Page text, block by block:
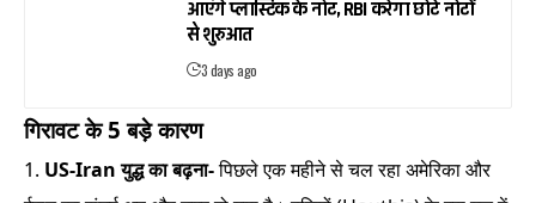
आएंगे प्लास्टिक के नोट, RBI करेगा छोटे नोटों
से शुरुआत
3 days ago
गिरावट के 5 बड़े कारण
US-Iran युद्ध का बढ़ना-पिछले एक महीने से चल रहा अमेरिका और